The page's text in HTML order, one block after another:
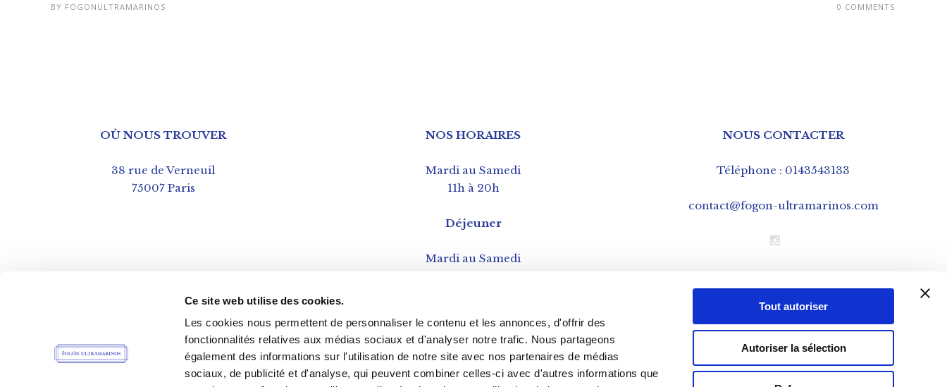
Ce site web utilise des cookies.
Les cookies nous permettent de personnaliser le contenu et les annonces, d'offrir des
fonctionnalités relatives aux médias sociaux et d'analyser notre trafic. Nous partageons
également des informations sur l'utilisation de notre site avec nos partenaires de médias
sociaux, de publicité et d'analyse, qui peuvent combiner celles-ci avec d'autres informations que
Tout autoriser
Autoriser la sélection
BY FOGONULTRAMARINOS 0 COMMENTS
OÙ NOUS TROUVER
38 rue de Verneuil
75007 Paris
NOS HORAIRES
Mardi au Samedi
11h à 20h
Déjeuner
Mardi au Samedi
NOUS CONTACTER
Téléphone : 0143543133
contact@fogon-ultramarinos.com
CGV – Conditions Générales de Vente
Cookies